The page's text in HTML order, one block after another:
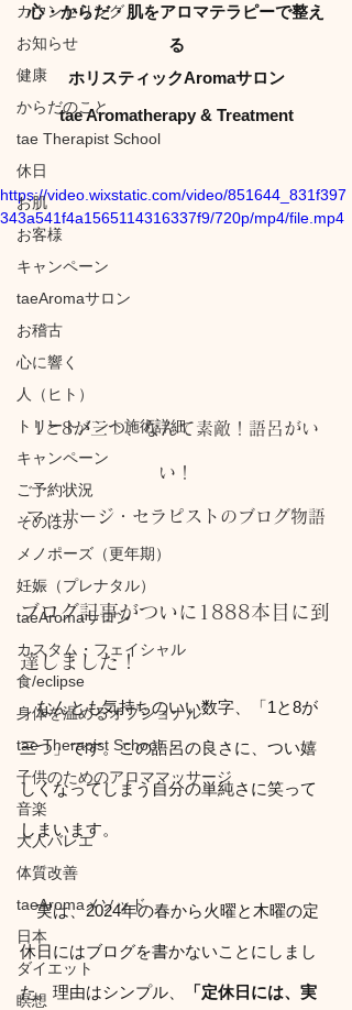
カウンセリング
お知らせ
健康
からだのこと
tae Therapist School
休日
お肌
お客様
キャンペーン
taeAromaサロン
お稽古
心に響く
人（ヒト）
トリートメント施術詳細
キャンペーン
ご予約状況
そのほか
メノポーズ（更年期）
妊娠（プレナタル）
taeAromaサロン
カスタム・フェイシャル
食/eclipse
身体を温めるオプショナル
tae Therapist School
子供のためのアロママッサージ
音楽
大人バレエ
体質改善
taeAromaメソッド
日本
ダイエット
瞑想
心・からだ・肌をアロマテラピーで整え
る
ホリスティックAromaサロン
tae Aromatherapy & Treatment
https://video.wixstatic.com/video/851644_831f397
343a541f4a1565114316337f9/720p/mp4/file.mp4
1と8が三つ、なんて素敵！語呂がい
い！
マッサージ・セラピストのブログ物語
ブログ記事がついに1888本目に到
達しました！
なんとも気持ちのいい数字、「1と8が
三つ」です。この語呂の良さに、つい嬉
しくなってしまう自分の単純さに笑って
しまいます。
実は、2024年の春から火曜と木曜の定
休日にはブログを書かないことにしまし
た。理由はシンプル、 「定休日には、実